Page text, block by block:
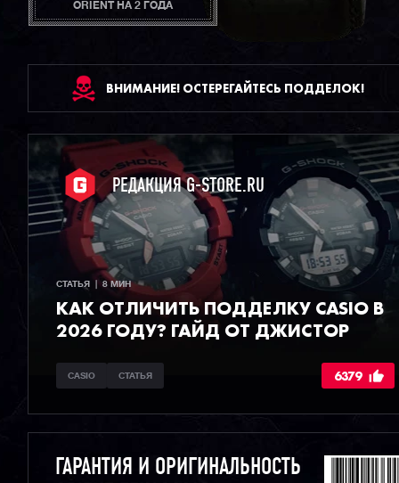
ORIENT НА 2 ГОДА
ВНИМАНИЕ! ОСТЕРЕГАЙТЕСЬ ПОДДЕЛОК!
РЕДАКЦИЯ G-STORE.RU
СТАТЬЯ  |  8 МИН
КАК ОТЛИЧИТЬ ПОДДЕЛКУ CASIO В
2026 ГОДУ? ГАЙД ОТ ДЖИСТОР
CASIO СТАТЬЯ 6379
ГАРАНТИЯ И ОРИГИНАЛЬНОСТЬ